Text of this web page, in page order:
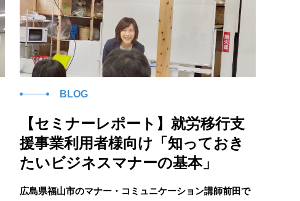
BLOG
【セミナーレポート】就労移行支
援事業利用者様向け「知っておき
たいビジネスマナーの基本」
広島県福山市のマナー・コミュニケーション講師前田で